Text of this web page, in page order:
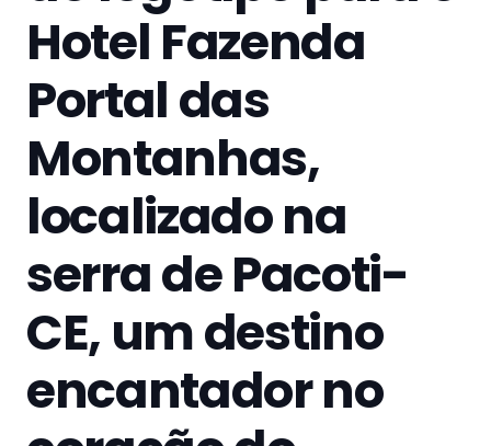
Hotel Fazenda
Portal das
Montanhas,
localizado na
serra de Pacoti-
CE, um destino
encantador no